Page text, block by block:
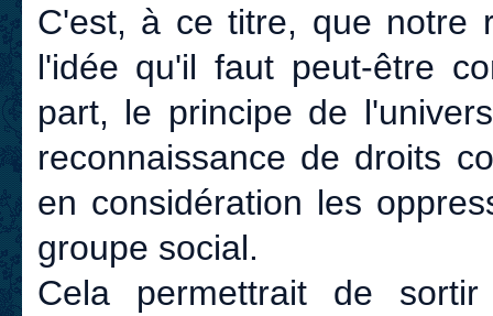
C'est, à ce titre, que notre
l'idée qu'il faut peut-être
part, le principe de
reconnaissance de droits
en considération les
groupe social.
Cela permettrait de